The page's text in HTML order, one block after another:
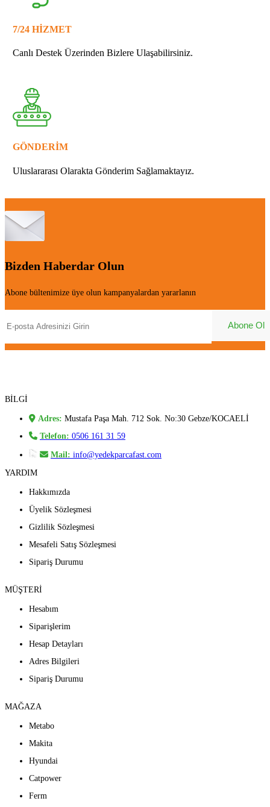
7/24 HİZMET
Canlı Destek Üzerinden Bizlere Ulaşabilirsiniz.
GÖNDERİM
Uluslararası Olarakta Gönderim Sağlamaktayız.
Bizden Haberdar Olun
Abone bültenimize üye olun kampanyalardan yararlanın
BİLGİ
Adres: Mustafa Paşa Mah. 712 Sok. No:30 Gebze/KOCAELİ
Telefon: 0506 161 31 59
Mail: info@yedekparcafast.com
YARDIM
Hakkımızda
Üyelik Sözleşmesi
Gizlilik Sözleşmesi
Mesafeli Satış Sözleşmesi
Sipariş Durumu
MÜŞTERİ
Hesabım
Siparişlerim
Hesap Detayları
Adres Bilgileri
Sipariş Durumu
MAĞAZA
Metabo
Makita
Hyundai
Catpower
Ferm